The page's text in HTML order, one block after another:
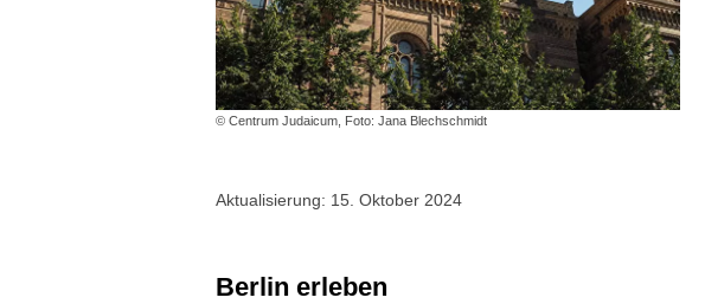
© Centrum Judaicum, Foto: Jana Blechschmidt
Aktualisierung: 15. Oktober 2024
Berlin erleben